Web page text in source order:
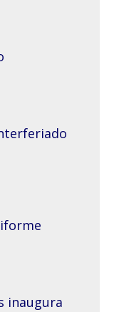
inaugura